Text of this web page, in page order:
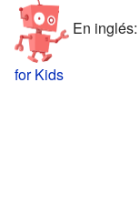
En inglés:
for Kids